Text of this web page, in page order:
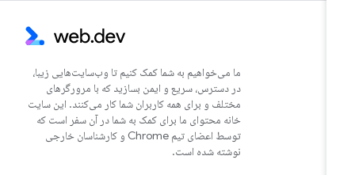
ما می‌خواهیم به شما کمک کنیم تا وب‌سایت‌هایی زیبا،
در دسترس، سریع و ایمن بسازید که با مرورگرهای
مختلف و برای همه کاربران شما کار می‌کنند. این سایت
خانه محتوای ما برای کمک به شما در آن سفر است که
توسط اعضای تیم Chrome و کارشناسان خارجی
نوشته شده است.